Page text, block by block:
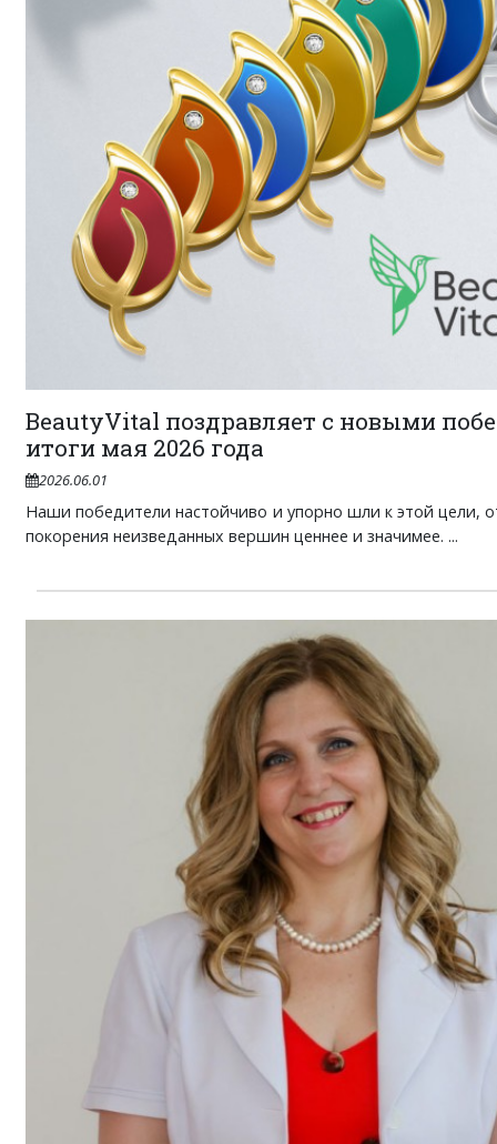
BeautyVital поздравляет с новыми
итоги мая 2026 года
2026.06.01
Наши победители настойчиво и упорно шли к этой цели,
покорения неизведанных вершин ценнее и значимее. ...